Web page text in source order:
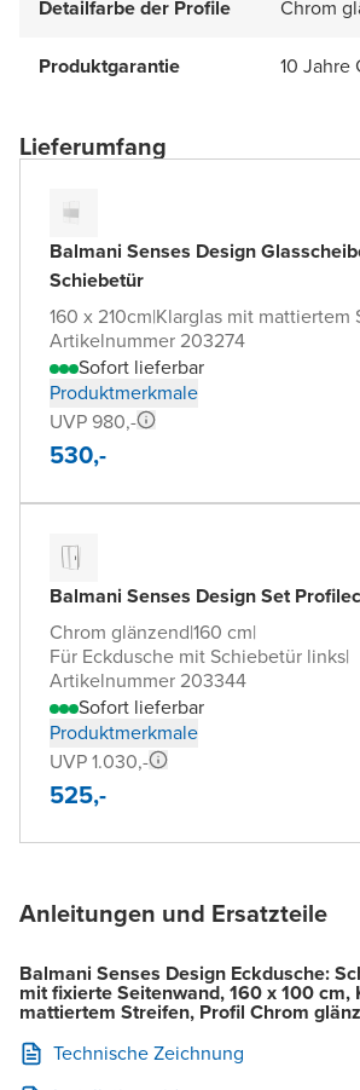
Detailfarbe der Profile Chrom
Produktgarantie 10 Jahre
Lieferumfang
Balmani Senses Design
Schiebetür
160 x 210cm|Klarglas mit mattiertem
Artikelnummer 203274
Sofort lieferbar
Produktmerkmale
UVP 980,-
530,-
Balmani Senses Design Set
Chrom glänzend|160 cm|
Für Eckdusche mit Schiebetür links|
Artikelnummer 203344
Sofort lieferbar
Produktmerkmale
UVP 1.030,-
525,-
Anleitungen und Ersatzteile
Balmani Senses Design Eckdusche:
mit fixierte Seitenwand, 160 x 100 cm,
mattiertem Streifen, Profil Chrom
Technische Zeichnung